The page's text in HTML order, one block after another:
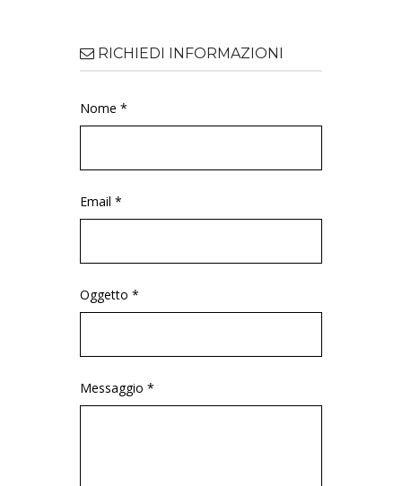
RICHIEDI INFORMAZIONI
Nome *
Email *
Oggetto *
Messaggio *